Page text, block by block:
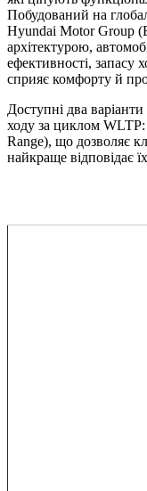
Побудований на
Hyundai Motor Group
архітектурою,
ефективності, запасу
сприяє комфорту й
Доступні два
ходу за циклом
Range), що дозволяє
найкраще відповідає